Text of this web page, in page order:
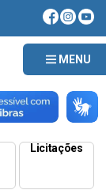
MENU
Licitações